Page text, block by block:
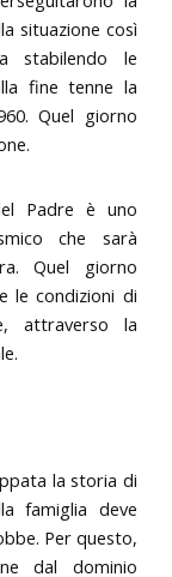
situazione così
stabilendo le
fine tenne la
Quel giorno
Padre è uno
che sarà
Quel giorno
le condizioni di
attraverso la
la storia di
famiglia deve
Per questo,
dal dominio